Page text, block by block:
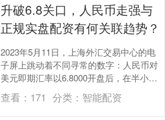
升破6.8关口，人民币走强与
正规实盘配资有何关联趋势？
2023年5月11日，上海外汇交易中心的电
子屏上跳动着不同寻常的数字：人民币对
美元即期汇率以6.8000开盘后，在半小时
内突破6.7900关口，创下三个月来新高....
查看： 171 分类： 智能配资